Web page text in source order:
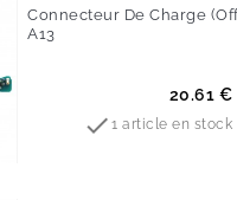
Connecteur De Charge
A13
20.61 €
1 article en stock